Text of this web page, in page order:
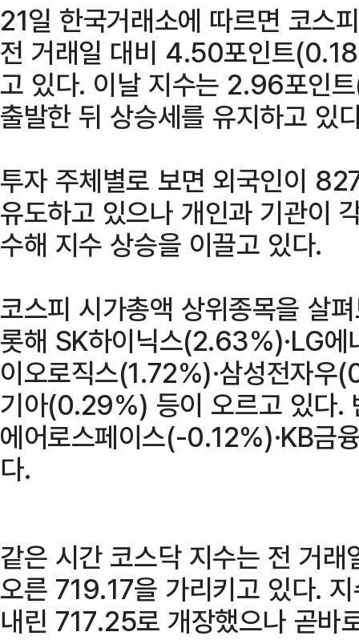
21일 한국거래소에 따르면 코스
전 거래일 대비 4.50포인트
고 있다. 이날 지수는 2.96포
출발한 뒤 상승세를 유지하고 있
투자 주체별로 보면 외국인이
유도하고 있으나 개인과 기관이
수해 지수 상승을 이끌고 있다.
코스피 시가총액 상위종목을 살
롯해 SK하이닉스(2.63%)·LG
이오로직스(1.72%)·삼성전자
기아(0.29%) 등이 오르고 있다.
에어로스페이스(-0.12%)·KB
다.
같은 시간 코스닥 지수는 전 거
오른 719.17을 가리키고 있다.
내린 717.25로 개장했으나 곧바